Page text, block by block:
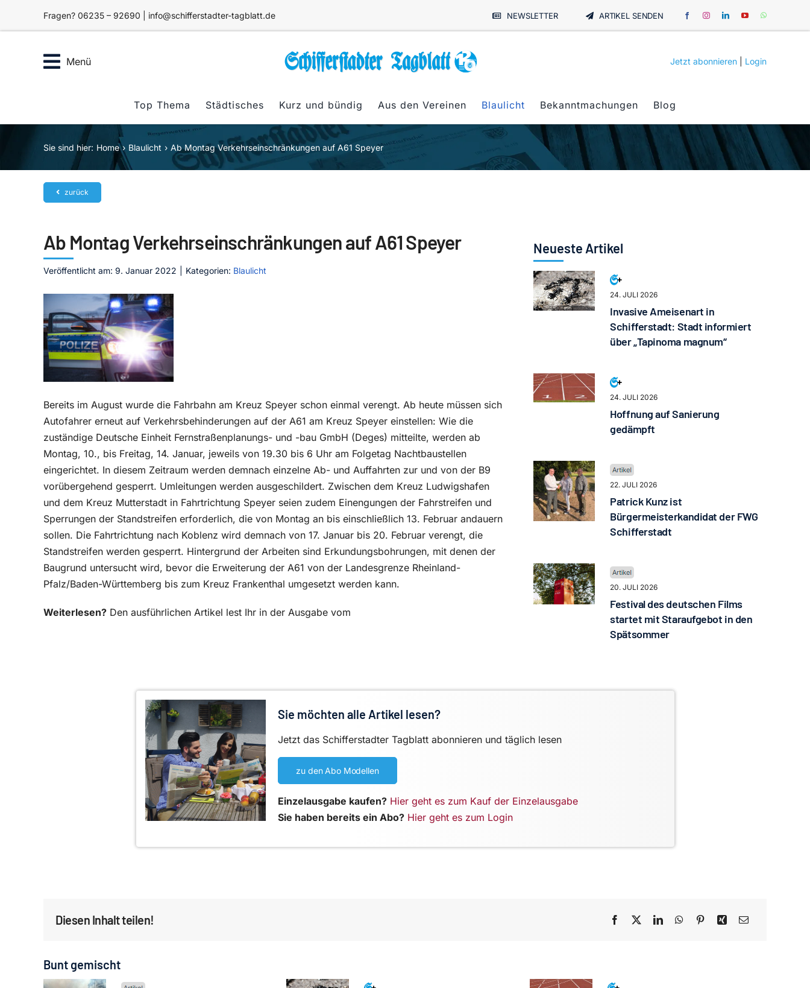
Fragen? 06235 – 92690 | info@schifferstadter-tagblatt.de NEWSLETTER ARTIKEL SENDEN
Menü Jetzt abonnieren Login
Top Thema Städtisches Kurz und bündig Aus den Vereinen Blaulicht Bekanntmachungen Blog
Sie sind hier: Home Blaulicht Ab Montag Verkehrseinschränkungen auf A61 Speyer
zurück
Ab Montag Verkehrseinschränkungen auf A61 Speyer
Veröffentlicht am: 9. Januar 2022 Kategorien: Blaulicht
Bereits im August wurde die Fahrbahn am Kreuz Speyer schon einmal verengt. Ab heute müssen sich
Autofahrer erneut auf Verkehrsbehinderungen auf der A61 am Kreuz Speyer einstellen: Wie die
zuständige Deutsche Einheit Fernstraßenplanungs- und -bau GmbH (Deges) mitteilte, werden ab
Montag, 10., bis Freitag, 14. Januar, jeweils von 19.30 bis 6 Uhr am Folgetag Nachtbaustellen
eingerichtet. In diesem Zeitraum werden demnach einzelne Ab- und Auffahrten zur und von der B9
vorübergehend gesperrt. Umleitungen werden ausgeschildert. Zwischen dem Kreuz Ludwigshafen
und dem Kreuz Mutterstadt in Fahrtrichtung Speyer seien zudem Einengungen der Fahrstreifen und
Sperrungen der Standstreifen erforderlich, die von Montag an bis einschließlich 13. Februar andauern
sollen. Die Fahrtrichtung nach Koblenz wird demnach von 17. Januar bis 20. Februar verengt, die
Standstreifen werden gesperrt. Hintergrund der Arbeiten sind Erkundungsbohrungen, mit denen der
Baugrund untersucht wird, bevor die Erweiterung der A61 von der Landesgrenze Rheinland-
Pfalz/Baden-Württemberg bis zum Kreuz Frankenthal umgesetzt werden kann.
Weiterlesen? Den ausführlichen Artikel lest Ihr in der Ausgabe vom
Neueste Artikel
24. JULI 2026
Invasive Ameisenart in
Schifferstadt: Stadt informiert
über „Tapinoma magnum“
24. JULI 2026
Hoffnung auf Sanierung
gedämpft
22. JULI 2026
Patrick Kunz ist
Bürgermeisterkandidat der FWG
Schifferstadt
20. JULI 2026
Festival des deutschen Films
startet mit Staraufgebot in den
Spätsommer
Sie möchten alle Artikel lesen?
Jetzt das Schifferstadter Tagblatt abonnieren und täglich lesen
zu den Abo Modellen
Einzelausgabe kaufen? Hier geht es zum Kauf der Einzelausgabe
Sie haben bereits ein Abo? Hier geht es zum Login
Diesen Inhalt teilen!
Bunt gemischt